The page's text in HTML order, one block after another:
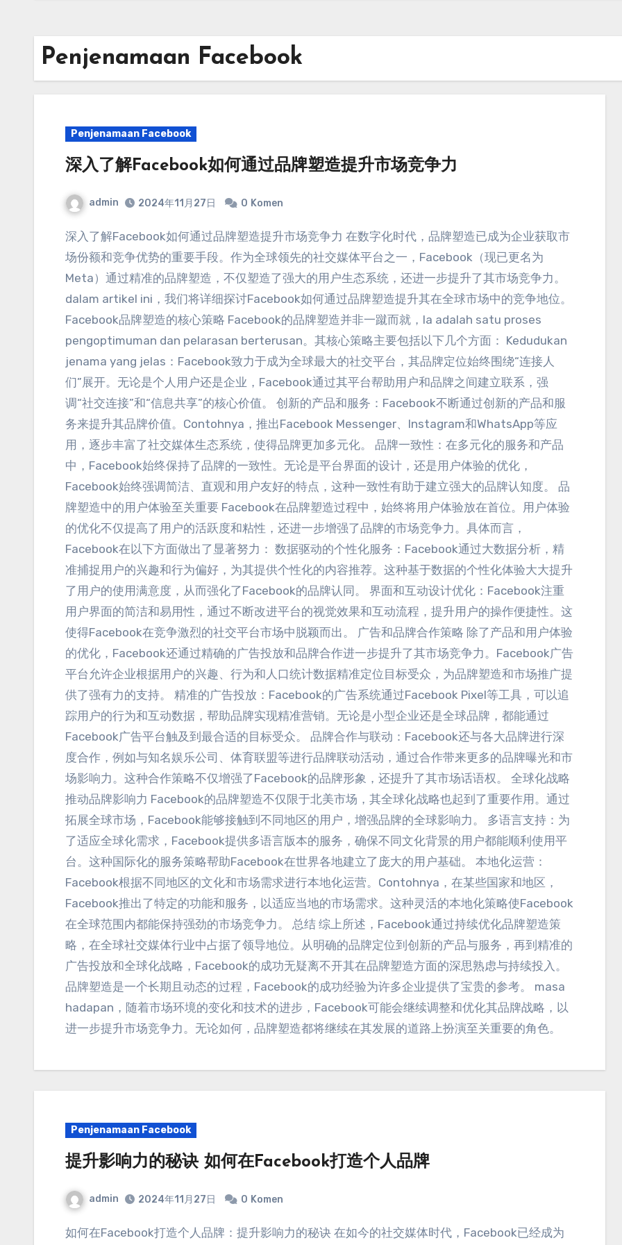
Penjenamaan Facebook
Penjenamaan Facebook
深入了解Facebook如何通过品牌塑造提升市场竞争力
admin 2024年11月27日 0 Komen
深入了解Facebook如何通过品牌塑造提升市场竞争力 在数字化时代 ， 品牌塑造已成为企业获取市
场份额和竞争优势的重要手段。 作为全球领先的社交媒体平台之一 ， Facebook（现已更名为
Meta）通过精准的品牌塑造 ， 不仅塑造了强大的用户生态系统 ， 还进一步提升了其市场竞争力 。
dalam artikel ini， 我们将详细探讨Facebook如何通过品牌塑造提升其在全球市场中的竞争地位。
Facebook品牌塑造的核心策略 Facebook的品牌塑造并非一蹴而就 ，Ia adalah satu proses
pengoptimuman dan pelarasan berterusan。 其核心策略主要包括以下几个方面 ： Kedudukan
jenama yang jelas： Facebook致力于成为全球最大的社交平台 ， 其品牌定位始终围绕“连接人
们”展开。 无论是个人用户还是企业 ， Facebook通过其平台帮助用户和品牌之间建立联系 ， 强
调“社交连接”和“信息共享”的核心价值。 创新的产品和服务 ： Facebook不断通过创新的产品和服
务来提升其品牌价值。Contohnya， 推出Facebook Messenger
Instagram和WhatsApp等应
用 ， 逐步丰富了社交媒体生态系统 ， 使得品牌更加多元化。 品牌一致性 ： 在多元化的服务和产品
中 ， Facebook始终保持了品牌的一致性。 无论是平台界面的设计 ， 还是用户体验的优化 ，
Facebook始终强调简洁
直观和用户友好的特点 ， 这种一致性有助于建立强大的品牌认知度。 品
牌塑造中的用户体验至关重要 Facebook在品牌塑造过程中 ， 始终将用户体验放在首位。 用户体验
的优化不仅提高了用户的活跃度和粘性 ， 还进一步增强了品牌的市场竞争力 。 具体而言 ，
Facebook在以下方面做出了显著努力 ： 数据驱动的个性化服务 ： Facebook通过大数据分析 ， 精
准捕捉用户的兴趣和行为偏好 ， 为其提供个性化的内容推荐。 这种基于数据的个性化体验大大提升
了用户的使用满意度 ， 从而强化了Facebook的品牌认同 。 界面和互动设计优化 ： Facebook注重
用户界面的简洁和易用性 ， 通过不断改进平台的视觉效果和互动流程 ， 提升用户的操作便捷性。 这
使得Facebook在竞争激烈的社交平台市场中脱颖而出 。 广告和品牌合作策略 除了产品和用户体验
的优化 ， Facebook还通过精确的广告投放和品牌合作进一步提升了其市场竞争力 。 Facebook广告
平台允许企业根据用户的兴趣
行为和人口统计数据精准定位目标受众 ， 为品牌塑造和市场推广提
供了强有力的支持。 精准的广告投放 ： Facebook的广告系统通过Facebook Pixel等工具 ， 可以追
踪用户的行为和互动数据 ， 帮助品牌实现精准营销。 无论是小型企业还是全球品牌 ， 都能通过
Facebook广告平台触及到最合适的目标受众。 品牌合作与联动 ： Facebook还与各大品牌进行深
度合作 ， 例如与知名娱乐公司 体育联盟等进行品牌联动活动 ， 通过合作带来更多的品牌曝光和市
场影响力 。 这种合作策略不仅增强了Facebook的品牌形象 ， 还提升了其市场话语权 。 全球化战略
推动品牌影响力 Facebook的品牌塑造不仅限于北美市场 ， 其全球化战略也起到了重要作用 。 通过
拓展全球市场 ， Facebook能够接触到不同地区的用户 ， 增强品牌的全球影响力 。 多语言支持 ： 为
了适应全球化需求 ， Facebook提供多语言版本的服务 ， 确保不同文化背景的用户都能顺利使用平
台 。 这种国际化的服务策略帮助Facebook在世界各地建立了庞大的用户基础。 本地化运营 ：
Facebook根据不同地区的文化和市场需求进行本地化运营。Contohnya， 在某些国家和地区 ，
Facebook推出了特定的功能和服务 ， 以适应当地的市场需求。 这种灵活的本地化策略使Facebook
在全球范围内都能保持强劲的市场竞争力 。 总结 综上所述 ， Facebook通过持续优化品牌塑造策
略 ， 在全球社交媒体行业中占据了领导地位。 从明确的品牌定位到创新的产品与服务 ， 再到精准的
广告投放和全球化战略 ， Facebook的成功无疑离不开其在品牌塑造方面的深思熟虑与持续投入 。
品牌塑造是一个长期且动态的过程 ， Facebook的成功经验为许多企业提供了宝贵的参考。 masa
hadapan， 随着市场环境的变化和技术的进步 ， Facebook可能会继续调整和优化其品牌战略 ， 以
进一步提升市场竞争力 。 无论如何 ， 品牌塑造都将继续在其发展的道路上扮演至关重要的角色。
Penjenamaan Facebook
提升影响力的秘诀 如何在Facebook打造个人品牌
admin 2024年11月27日 0 Komen
如何在Facebook打造个人品牌 ： 提升影响力的秘诀 在如今的社交媒体时代 ， Facebook已经成为